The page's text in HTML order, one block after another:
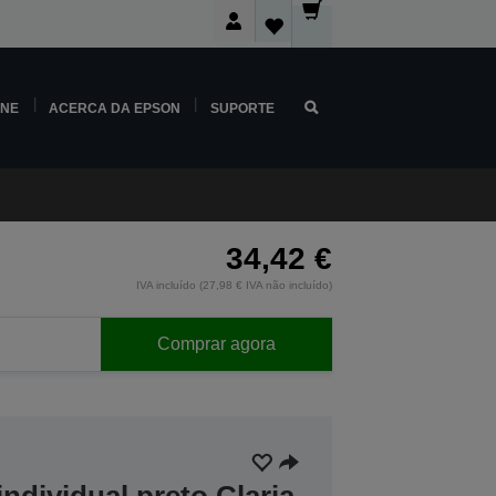
ACERCA DA EPSON SUPORTE
34,42 €
IVA incluído (27,98 € IVA não incluído)
Comprar agora